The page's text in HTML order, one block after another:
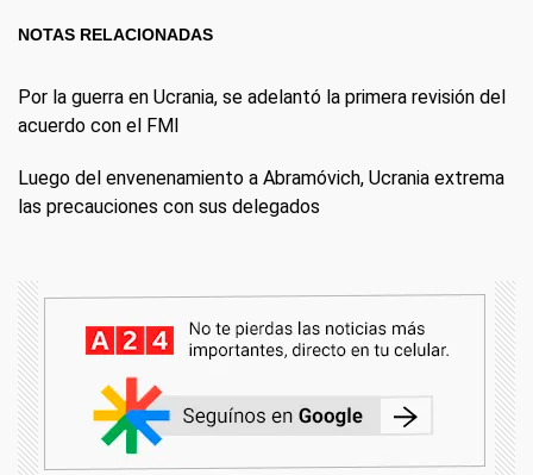
NOTAS RELACIONADAS
Por la guerra en Ucrania, se adelantó la primera revisión del
acuerdo con el FMI
Luego del envenenamiento a Abramóvich, Ucrania extrema
las precauciones con sus delegados